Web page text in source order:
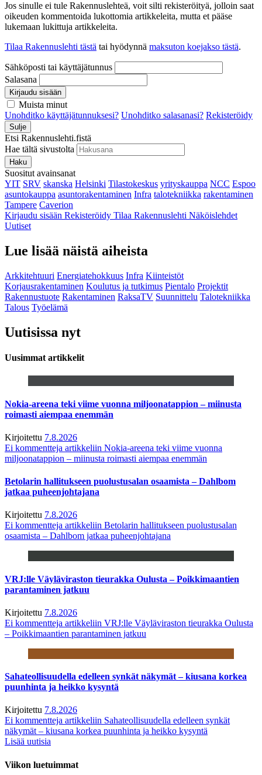
Jos sinulle ei tule Rakennuslehteä, voit silti rekisteröityä, jolloin saat
oikeuden kommentoida lukottomia artikkeleita, mutta et pääse
lukemaan lukittuja artikkeleita.
Tilaa Rakennuslehti tästä tai hyödynnä maksuton koejakso tästä.
Sähköposti tai käyttäjätunnus
Salasana
Kirjaudu sisään
Muista minut
Unohditko käyttäjätunnuksesi? Unohditko salasanasi? Rekisteröidy
Sulje
Etsi Rakennuslehti.fistä
Hae tältä sivustolta
Haku
Suositut avainsanat
YIT SRV skanska Helsinki Tilastokeskus yrityskauppa NCC Espoo
asuntokauppa asuntorakentaminen Infra talotekniikka rakentaminen
Tampere Caverion
Kirjaudu sisään Rekisteröidy Tilaa Rakennuslehti Näköislehdet
Uutiset
Lue lisää näistä aiheista
Arkkitehtuuri Energiatehokkuus Infra Kiinteistöt
Korjausrakentaminen Koulutus ja tutkimus Pientalo Projektit
Rakennustuote Rakentaminen RaksaTV Suunnittelu Talotekniikka
Talous Työelämä
Uutisissa nyt
Uusimmat artikkelit
Nokia-areena teki viime vuonna miljoonatappion – miinusta
roimasti aiempaa enemmän
Kirjoitettu 7.8.2026
Ei kommentteja artikkeliin Nokia-areena teki viime vuonna
miljoonatappion – miinusta roimasti aiempaa enemmän
Betolarin hallitukseen puolustusalan osaamista – Dahlbom
jatkaa puheenjohtajana
Kirjoitettu 7.8.2026
Ei kommentteja artikkeliin Betolarin hallitukseen puolustusalan
osaamista – Dahlbom jatkaa puheenjohtajana
VRJ:lle Väyläviraston tieurakka Oulusta – Poikkimaantien
parantaminen jatkuu
Kirjoitettu 7.8.2026
Ei kommentteja artikkeliin VRJ:lle Väyläviraston tieurakka Oulusta
– Poikkimaantien parantaminen jatkuu
Sahateollisuudella edelleen synkät näkymät – kiusana korkea
puunhinta ja heikko kysyntä
Kirjoitettu 7.8.2026
Ei kommentteja artikkeliin Sahateollisuudella edelleen synkät
näkymät – kiusana korkea puunhinta ja heikko kysyntä
Lisää uutisia
Viikon luetuimmat